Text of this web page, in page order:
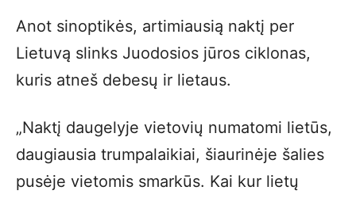
Anot sinoptikės, artimiausią naktį per
Lietuvą slinks Juodosios jūros ciklonas,
kuris atneš debesų ir lietaus.
„Naktį daugelyje vietovių numatomi lietūs,
daugiausia trumpalaikiai, šiaurinėje šalies
pusėje vietomis smarkūs. Kai kur lietų